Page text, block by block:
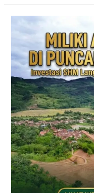
EAST
BOGOR
|
KAVLING
VILLA
JALUR
PUNCAK
2
DEKAT
TOL
CITEUREUP